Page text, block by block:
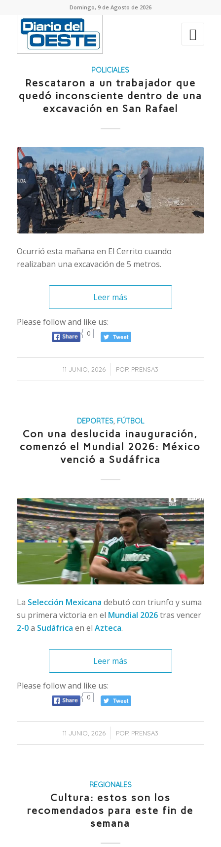
Domingo, 9 de Agosto de 2026
POLICIALES
Rescataron a un trabajador que
quedó inconsciente dentro de una
excavación en San Rafael
Ocurrió esta mañana en El Cerrito cuando
realizaban una excavación de 5 metros.
Leer más
Please follow and like us:
0
11 JUNIO, 2026
/ POR PRENSA3
DEPORTES, FÚTBOL
Con una deslucida inauguración,
comenzó el Mundial 2026: México
venció a Sudáfrica
La Selección Mexicana debutó con triunfo y suma
su primera victoria en el Mundial 2026tras vencer
2-0a Sudáfrica en el Azteca.
Leer más
Please follow and like us:
0
11 JUNIO, 2026
/ POR PRENSA3
REGIONALES
Cultura: estos son los
recomendados para este fin de
semana